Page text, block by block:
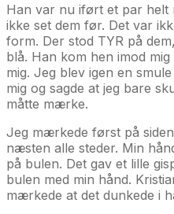
Han var nu iført et par helt
ikke set dem før. Det var
form. Der stod TYR på
blå. Han kom hen imod
mig. Jeg blev igen en
mig og sagde at jeg bare
måtte mærke.
Jeg mærkede først på
næsten alle steder. Min
på bulen. Det gav et lille
bulen med min hånd.
mærkede at det dunkede i